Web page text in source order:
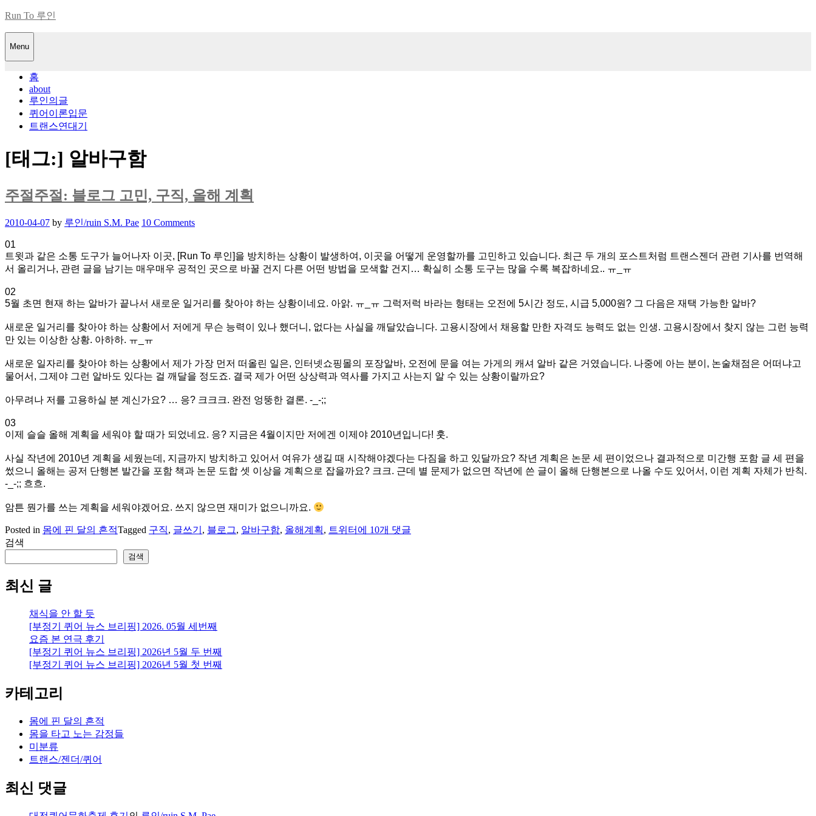
Skip
content
Run To 루인
Menu
홈
about
루인의글
퀴어이론입문
트랜스연대기
[태그:] 알바구함
주절주절: 블로그 고민, 구직, 올해 계획
Posted
2010-04-07 by 루인/ruin S.M. Pae 10 Comments
01
트윗과 같은 소통 도구가 늘어나자 이곳, [Run To 루인]을 방치하는 상황이 발생하여, 이곳을 어떻게 운영할까를 고민하고 있습니다. 최근 두 개의 포스트처럼 트랜스젠더 관련 기사를 번역해
서 올리거나, 관련 글을 남기는 매우매우 공적인 곳으로 바꿀 건지 다른 어떤 방법을 모색할 건지… 확실히 소통 도구는 많을 수록 복잡하네요.. ㅠ_ㅠ
02
5월 초면 현재 하는 알바가 끝나서 새로운 일거리를 찾아야 하는 상황이네요. 아앍. ㅠ_ㅠ 그럭저럭 바라는 형태는 오전에 5시간 정도, 시급 5,000원? 그 다음은 재택 가능한 알바?
새로운 일거리를 찾아야 하는 상황에서 저에게 무슨 능력이 있나 했더니, 없다는 사실을 깨달았습니다. 고용시장에서 채용할 만한 자격도 능력도 없는 인생. 고용시장에서 찾지 않는 그런 능력
만 있는 이상한 상황. 아하하. ㅠ_ㅠ
새로운 일자리를 찾아야 하는 상황에서 제가 가장 먼저 떠올린 일은, 인터넷쇼핑몰의 포장알바, 오전에 문을 여는 가게의 캐셔 알바 같은 거였습니다. 나중에 아는 분이, 논술채점은 어떠냐고
물어서, 그제야 그런 알바도 있다는 걸 깨달을 정도죠. 결국 제가 어떤 상상력과 역사를 가지고 사는지 알 수 있는 상황이랄까요?
아무려나 저를 고용하실 분 계신가요? … 응? 크크크. 완전 엉뚱한 결론. -_-;;
03
이제 슬슬 올해 계획을 세워야 할 때가 되었네요. 응? 지금은 4월이지만 저에겐 이제야 2010년입니다! 훗.
사실 작년에 2010년 계획을 세웠는데, 지금까지 방치하고 있어서 여유가 생길 때 시작해야겠다는 다짐을 하고 있달까요? 작년 계획은 논문 세 편이었으나 결과적으로 미간행 포함 글 세 편을
썼으니 올해는 공저 단행본 발간을 포함 책과 논문 도합 셋 이상을 계획으로 잡을까요? 크크. 근데 별 문제가 없으면 작년에 쓴 글이 올해 단행본으로 나올 수도 있어서, 이런 계획 자체가 반칙.
-_-;; 흐흐.
암튼 뭔가를 쓰는 계획을 세워야겠어요. 쓰지 않으면 재미가 없으니까요.
Posted in 몸에 핀 달의 흔적Tagged 구직, 글쓰기 , 블로그, 알바구함, 올해계획, 트위터 주
에 10개 댓글
검색
검색
최신 글
채식을 안 할 듯
[부정기 퀴어 뉴스 브리핑] 2026. 05월 세번째
요즘 본 연극 후기
[부정기 퀴어 뉴스 브리핑] 2026년 5월 두 번째
[부정기 퀴어 뉴스 브리핑] 2026년 5월 첫 번째
카테고리
몸에 핀 달의 흔적
몸을 타고 노는 감정들
미분류
트랜스/젠더/퀴어
최신 댓글